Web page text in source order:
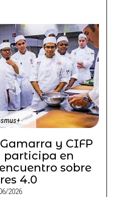
y CIFP
participa en
sobre
4.0
2026